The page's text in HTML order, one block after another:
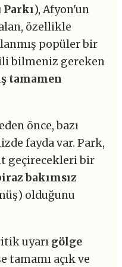
), Afyon'un
özellikle
popüler bir
bilmeniz gereken
tamamen
önce, bazı
fayda var. Park,
geçirecekleri bir
bakımsız
olduğunu
uyarı gölge
tamamı açık ve